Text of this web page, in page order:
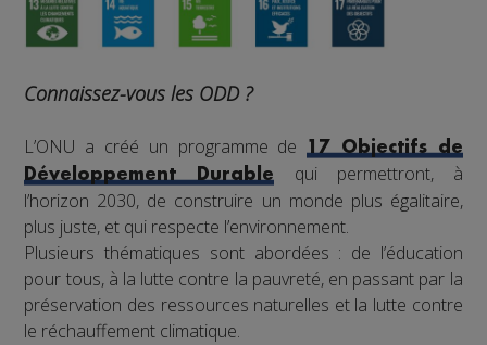
Connaissez-vous les ODD ?
L’ONU a créé un programme de17 Objectifs de
Développement Durable
qui permettront, à
l’horizon 2030, de construire un monde plus égalitaire,
plus juste, et qui respecte l’environnement.
Plusieurs thématiques sont abordées : de l’éducation
pour tous, à la lutte contre la pauvreté, en passant par la
préservation des ressources naturelles et la lutte contre
le réchauffement climatique.